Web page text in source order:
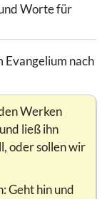
Worte für
Evangelium nach
Werken
ließ ihn
oder sollen wir
Geht hin und